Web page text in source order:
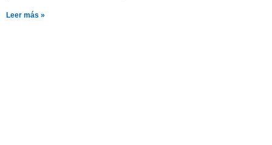
Leer más »